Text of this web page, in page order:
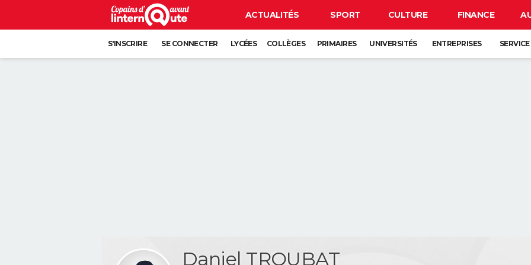
ACTUALITÉS SPORT CULTURE FINANCE
S'INSCRIRE SE CONNECTER LYCÉES COLLÈGES PRIMAIRES UNIVERSITÉS ENTREPRISES
Daniel TROUBAT